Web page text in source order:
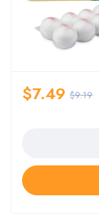
$9.19
$7.49